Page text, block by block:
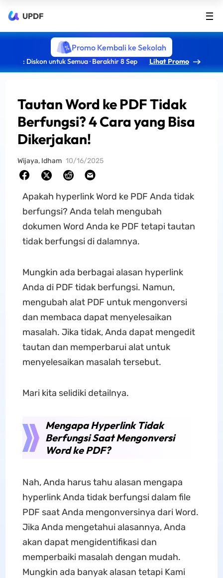
UPDF
Promo Kembali ke Sekolah
: Diskon untuk Semua · Berakhir 8 Sep Lihat Promo
Tautan Word ke PDF Tidak
Berfungsi? 4 Cara yang Bisa
Dikerjakan!
Wijaya, Idham 10/16/2025
Apakah hyperlink Word ke PDF Anda tidak
berfungsi? Anda telah mengubah
dokumen Word Anda ke PDF tetapi tautan
tidak berfungsi di dalamnya.
Mungkin ada berbagai alasan hyperlink
Anda di PDF tidak berfungsi. Namun,
mengubah alat PDF untuk mengonversi
dan membaca dapat menyelesaikan
masalah. Jika tidak, Anda dapat mengedit
tautan dan memperbarui alat untuk
menyelesaikan masalah tersebut.
Mari kita selidiki detailnya.
Mengapa Hyperlink Tidak
Berfungsi Saat Mengonversi
Word ke PDF?
Nah, Anda harus tahu alasan mengapa
hyperlink Anda tidak berfungsi dalam file
PDF saat Anda mengonversinya dari Word.
Jika Anda mengetahui alasannya, Anda
akan dapat mengidentifikasi dan
memperbaiki masalah dengan mudah.
Mungkin ada banyak alasan tetapi Kami